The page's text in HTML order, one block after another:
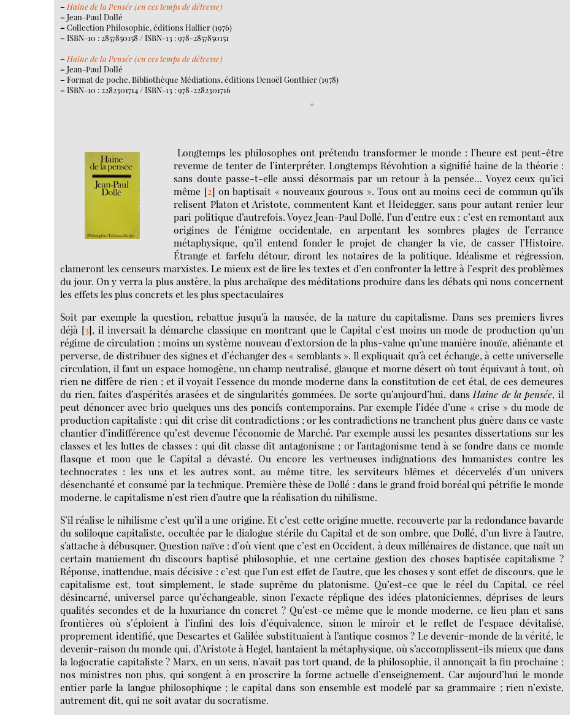
– Haine de la Pensée (en ces temps de détresse)
– Jean-Paul Dollé
– Collection Philosophie, éditions Hallier (1976)
– ISBN-10 : 2857850158 / ISBN-13 : 978-2857850151
– Haine de la Pensée (en ces temps de détresse)
– Jean-Paul Dollé
– Format de poche, Bibliothèque Médiations, éditions Denoël Gonthier (1978)
– ISBN-10 : 2282301714 / ISBN-13 : 978-2282301716
°
Longtemps les philosophes ont prétendu transformer le monde : l’heure est peut-être
revenue de tenter de l’interpréter. Longtemps Révolution a signifié haine de la théorie :
sans doute passe-t-elle aussi désormais par un retour à la pensée… Voyez ceux qu’ici
même [2] on baptisait « nouveaux gourous ». Tous ont au moins ceci de commun qu’ils
relisent Platon et Aristote, commentent Kant et Heidegger, sans pour autant renier leur
pari politique d’autrefois. Voyez Jean-Paul Dollé, l’un d’entre eux : c’est en remontant aux
origines de l’énigme occidentale, en arpentant les sombres plages de l’errance
métaphysique, qu’il entend fonder le projet de changer la vie, de casser l’Histoire.
Étrange et farfelu détour, diront les notaires de la politique. Idéalisme et régression,
clameront les censeurs marxistes. Le mieux est de lire les textes et d’en confronter la lettre à l’esprit des problèmes
du jour. On y verra la plus austère, la plus archaïque des méditations produire dans les débats qui nous concernent
les effets les plus concrets et les plus spectaculaires
Soit par exemple la question, rebattue jusqu’à la nausée, de la nature du capitalisme. Dans ses premiers livres
déjà [3], il inversait la démarche classique en montrant que le Capital c’est moins un mode de production qu’un
régime de circulation ; moins un système nouveau d’extorsion de la plus-value qu’une manière inouïe, aliénante et
perverse, de distribuer des signes et d’échanger des « semblants ». Il expliquait qu’à cet échange, à cette universelle
circulation, il faut un espace homogène, un champ neutralisé, glauque et morne désert où tout équivaut à tout, où
rien ne diffère de rien ; et il voyait l’essence du monde moderne dans la constitution de cet étal, de ces demeures
du rien, faites d’aspérités arasées et de singularités gommées. De sorte qu’aujourd’hui, dans Haine de la pensée, il
peut dénoncer avec brio quelques uns des poncifs contemporains. Par exemple l’idée d’une « crise » du mode de
production capitaliste : qui dit crise dit contradictions ; or les contradictions ne tranchent plus guère dans ce vaste
chantier d’indifférence qu’est devenue l’économie de Marché. Par exemple aussi les pesantes dissertations sur les
classes et les luttes de classes : qui dit classe dit antagonisme ; or l’antagonisme tend à se fondre dans ce monde
flasque et mou que le Capital a dévasté. Ou encore les vertueuses indignations des humanistes contre les
technocrates : les uns et les autres sont, au même titre, les serviteurs blêmes et décervelés d’un univers
désenchanté et consumé par la technique. Première thèse de Dollé : dans le grand froid boréal qui pétrifie le monde
moderne, le capitalisme n’est rien d’autre que la réalisation du nihilisme.
S’il réalise le nihilisme c’est qu’il a une origine. Et c’est cette origine muette, recouverte par la redondance bavarde
du soliloque capitaliste, occultée par le dialogue stérile du Capital et de son ombre, que Dollé, d’un livre à l’autre,
s’attache à débusquer. Question naïve : d’où vient que c’est en Occident, à deux millénaires de distance, que naît un
certain maniement du discours baptisé philosophie, et une certaine gestion des choses baptisée capitalisme ?
Réponse, inattendue, mais décisive : c’est que l’un est effet de l’autre, que les choses y sont effet de discours, que le
capitalisme est, tout simplement, le stade suprême du platonisme. Qu’est-ce que le réel du Capital, ce réel
désincarné, universel parce qu’échangeable, sinon l’exacte réplique des idées platoniciennes, déprises de leurs
qualités secondes et de la luxuriance du concret ? Qu’est-ce même que le monde moderne, ce lieu plan et sans
frontières où s’éploient à l’infini des lois d’équivalence, sinon le miroir et le reflet de l’espace dévitalisé,
proprement identifié, que Descartes et Galilée substituaient à l’antique cosmos ? Le devenir-monde de la vérité, le
devenir-raison du monde qui, d’Aristote à Hegel, hantaient la métaphysique, où s’accomplissent-ils mieux que dans
la logocratie capitaliste ? Marx, en un sens, n’avait pas tort quand, de la philosophie, il annonçait la fin prochaine ;
nos ministres non plus, qui songent à en proscrire la forme actuelle d’enseignement. Car aujourd’hui le monde
entier parle la langue philosophique ; le capital dans son ensemble est modelé par sa grammaire ; rien n’existe,
autrement dit, qui ne soit avatar du socratisme.